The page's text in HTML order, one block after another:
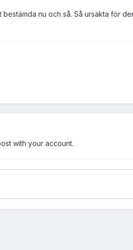
bestämda nu och så. Så ursäkta för
with your account.